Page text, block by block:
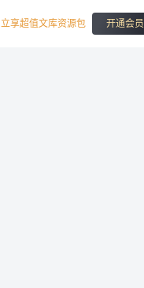
立享超值文库资源包 开通会员